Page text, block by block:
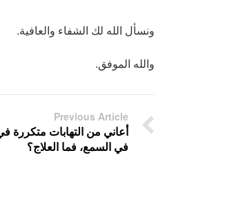
ونسأل الله لك الشفاء والعافية.
والله الموفق.
Previous Article
أعاني من التهابات
في السمع، فما العلاج؟